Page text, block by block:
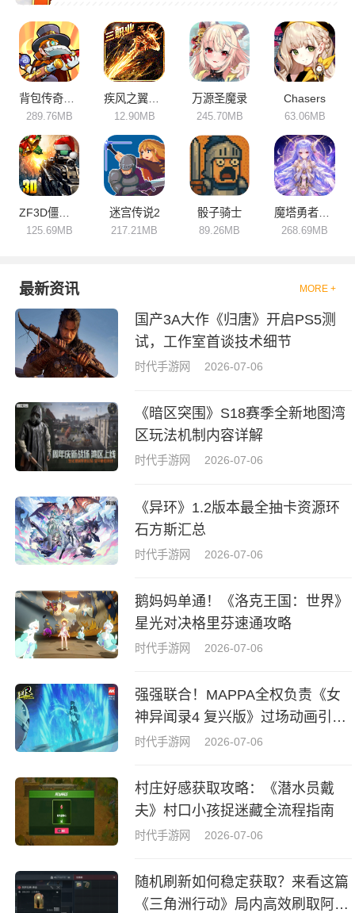
级各种武器，与敌人开展一场斗
争，闯关成功后还可以得到相对
应的奖励，非常好玩，对这类冒
险战斗感兴趣的小伙伴们千万不
要错过了，快来下载体验吧！
背包传奇冒险
289.76MB
疾风之翼传奇
12.90MB
万源圣魔录
245.70MB
Chasers
63.06MB
ZF3D僵尸前线3
125.69MB
迷宫传说2
217.21MB
骰子骑士
89.26MB 268.69MB
最新资讯 MORE +
国产3A大作《归唐》开启PS5测
试，工作室首谈技术细节
时代手游网 2026-07-06
《暗区突围》S18赛季全新地图湾
区玩法机制内容详解
时代手游网 2026-07-06
《异环》1.2版本最全抽卡资源环
石方斯汇总
时代手游网 2026-07-06
鹅妈妈单通！《洛克王国：世界》
星光对决格里芬速通攻略
时代手游网 2026-07-06
强强联合！MAPPA全权负责《女
神异闻录4 复兴版》过场动画引热
议
时代手游网 2026-07-06
村庄好感获取攻略：《潜水员戴
夫》村口小孩捉迷藏全流程指南
时代手游网 2026-07-06
随机刷新如何稳定获取？来看这篇
《三角洲行动》局内高效刷取阿萨